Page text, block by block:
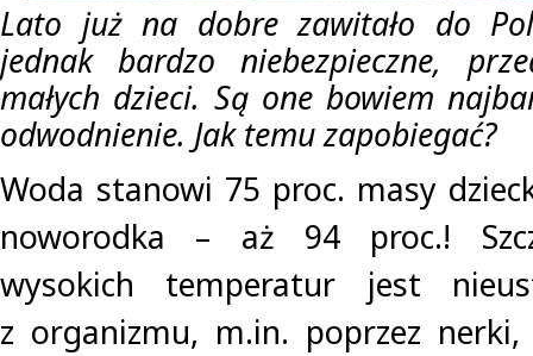
Lato już na dobre zawitało do
jednak bardzo niebezpieczne,
małych dzieci. Są one bowiem
odwodnienie. Jak temu zapobiegać?
Woda stanowi 75 proc. masy
noworodka – aż 94 proc.!
wysokich temperatur jest
z organizmu, m.in. poprzez